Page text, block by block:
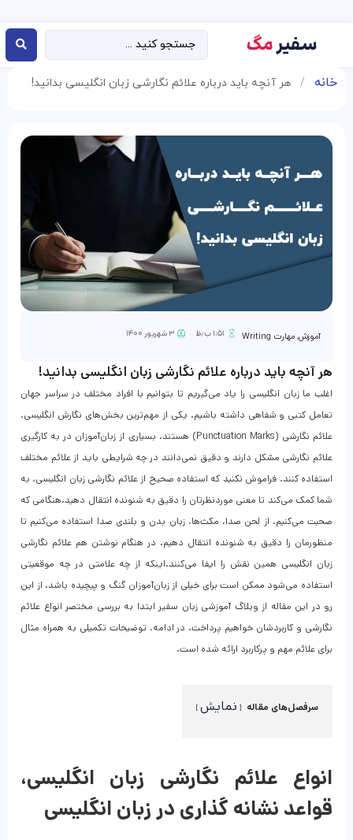
خانه / هر آنچه باید درباره علائم نگارشی زبان انگلیسی بدانید!
آموزش,مهارت Writing ۱:۵۱ ب٫ظ ۳ شهریور ۱۴۰۰
هر آنچه باید درباره علائم نگارشی زبان انگلیسی بدانید!
اغلب ما زبان انگلیسی را یاد می‌گیریم تا بتوانیم با افراد مختلف در سراسر جهان
تعامل کتبی و شفاهی داشته باشیم. یکی از مهم‌ترین بخش‌های نگارش انگلیسی،
علائم نگارشی (Punctuation Marks) هستند. بسیاری از زبان‌آموزان در به‌ کارگیری
علائم نگارشی مشکل دارند و دقیق نمی‌دانند در چه شرایطی باید از علائم مختلف
استفاده کنند. فراموش نکنید که استفاده صحیح از علائم نگارشی زبان انگلیسی، به
شما کمک می‌کند تا معنی موردنظرتان را دقیق به شنونده انتقال دهید.هنگامی که
صحبت می‌کنیم، از لحن صدا، مکث‌ها، زبان بدن و بلندی صدا استفاده می‌کنیم تا
منظورمان را دقیق به شنونده انتقال دهیم. در هنگام نوشتن هم علائم نگارشی
زبان انگلیسی همین نقش را ایفا می‌کنند.اینکه از چه علامتی در چه موقعیتی
استفاده می‌شود ممکن است برای خیلی از زبان‌آموزان گنگ و پیچیده باشد. از این
رو در این مقاله از وبلاگ آموزشی زبان سفیر ابتدا به بررسی مختصر انواع علائم
نگارشی و کاربردشان خواهیم پرداخت. در ادامه، توضیحات تکمیلی به همراه مثال
برای علائم مهم و پرکاربرد ارائه شده است.
سرفصل‌های مقاله نمایش
انواع علائم نگارشی زبان انگلیسی،
قواعد نشانه گذاری در زبان انگلیسی